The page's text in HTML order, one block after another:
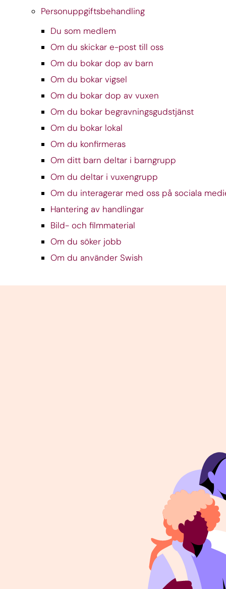
Personuppgiftsbehandling
Du som medlem
Om du skickar e-post till oss
Om du bokar dop av barn
Om du bokar vigsel
Om du bokar dop av vuxen
Om du bokar begravningsgudstjänst
Om du bokar lokal
Om du konfirmeras
Om ditt barn deltar i barngrupp
Om du deltar i vuxengrupp
Om du interagerar med oss på sociala
Hantering av handlingar
Bild- och filmmaterial
Om du söker jobb
Om du använder Swish